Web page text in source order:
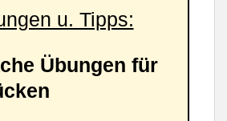
u. Tipps:
Übungen für